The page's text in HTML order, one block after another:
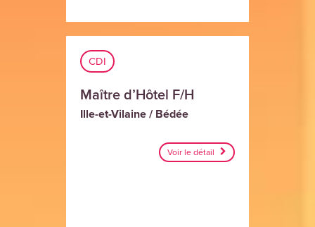
CDI
Maître d’Hôtel F/H
Ille-et-Vilaine / Bédée
Voir le détail